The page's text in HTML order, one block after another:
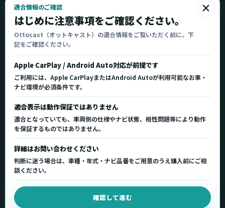
×
適合情報のご確認
はじめに注意事項をご確認ください。
Ottocast（オットキャスト）の適合情報をご覧いただく前に、下
記をご確認ください。
Apple CarPlay / Android Auto対応が前提です
ご利用には、Apple CarPlayまたはAndroid Autoが利用可能なお車・
ナビ環境が必須条件です。
適合表示は動作保証ではありません
適合となっていても、車両側の仕様やナビ状態、相性問題等により動作
を保証するものではありません。
詳細はお問い合わせください
判断に迷う場合は、車種・年式・ナビ品番をご用意のうえ購入前にご相
談ください。
確認して進む
Ottocast
オットキャスト
Ottocast正規販売代理店 Azgate株式会社
Ottocast（オットキャスト）の製品情報、車種適
合、サポート情報を日本国内向けに整理してご案内し
ます。
正規販売代理店 車種適合情報 国内サポート窓口
製品を探す
製品一覧
車種適合を確認
用途から製品を選ぶ
取扱店舗・購入先
Q&A・症状別サポート
起動不良復旧サービス